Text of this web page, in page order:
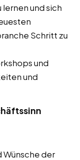
und sich
Schritt zu
und
und
Wünsche der